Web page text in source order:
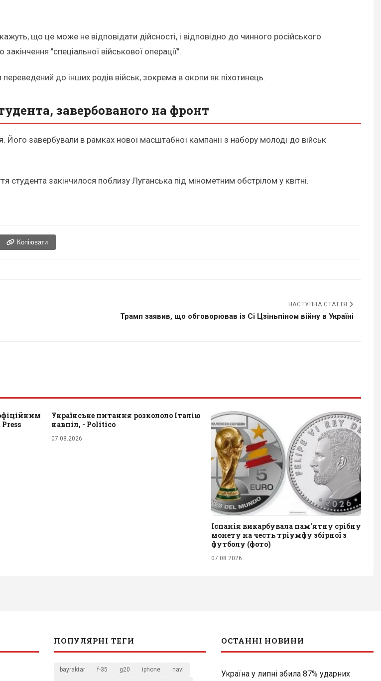
що це може не відповідати дійсності, і відповідно до чинного російського
"спеціальної військової операції".
до інших родів військ, зокрема в окопи як піхотинець.
завербованого на фронт
Його завербували в рамках нової масштабної кампанії з набору молоді до військ
студента закінчилося поблизу Луганська під мінометним обстрілом у квітні.
Копіювати
НАСТУПНА СТАТТЯ
Трамп заявив, що обговорював із Сі Цзіньпіном війну в Україні
Українське питання розкололо Італію
навпіл, - Politico
07.08.2026
Іспанія викарбувала пам'ятну срібну
монету на честь тріумфу збірної з
футболу (фото)
07.08.2026
ПОПУЛЯРНІ ТЕГИ
bayraktar f-35 g20 iphone navi
ОСТАННІ НОВИНИ
Україна у липні збила 87% ударних